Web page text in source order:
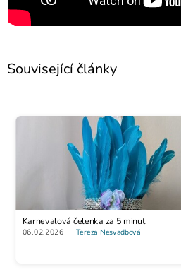
Související články
Karnevalová čelenka za 5 minut
06.02.2026 Tereza Nesvadbová